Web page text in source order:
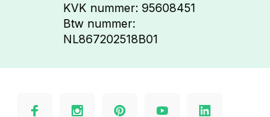
KVK nummer: 95608451
Btw nummer:
NL867202518B01